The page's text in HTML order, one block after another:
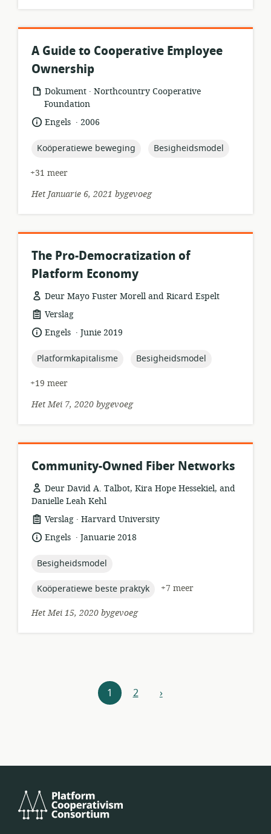
A Guide to Cooperative Employee
Ownership
hulpbronformaat:
Dokument .
uitgewer:
Northcountry Cooperative
Foundation
taal:Engels .
datum
2006
topic:
Koöperatiewe beweging topic:
Besigheidsmodel
+31 meer
Het Januarie 6, 2021 bygevoeg
The Pro-Democratization of
Platform Economy
Deur Mayo Fuster Morell and Ricard Espelt
hulpbronformaat:
Verslag
taal:Engels .
datumJunie 2019
topic:
Platformkapitalisme topic:
Besigheidsmodel
+19 meer
Het Mei 7, 2020 bygevoeg
Community-Owned Fiber Networks
Deur David A. Talbot, Kira Hope Hessekiel, and
Danielle Leah Kehl
hulpbronformaat:
Verslag .
uitgewer:
Harvard University
taal:Engels .
datumJanuarie 2018
topic:
Besigheidsmodel
topic:
Koöperatiewe beste praktyk
+7 meer
Het Mei 15, 2020 bygevoeg
Hulpbronne- 1 2 volgende
›
Platform